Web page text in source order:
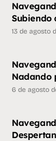
Subiendo
13 de agosto
Nadando
6 de agosto